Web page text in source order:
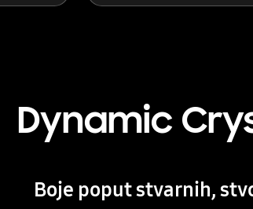
Dynamic
Boje poput stvarnih,